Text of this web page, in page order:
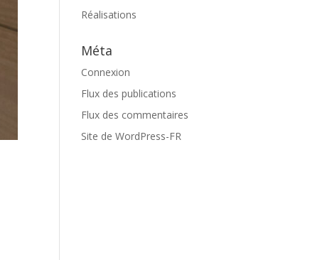
Réalisations
Méta
Connexion
Flux des publications
Flux des commentaires
Site de WordPress-FR